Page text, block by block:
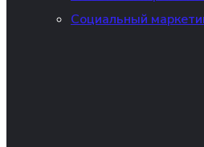
Социальный